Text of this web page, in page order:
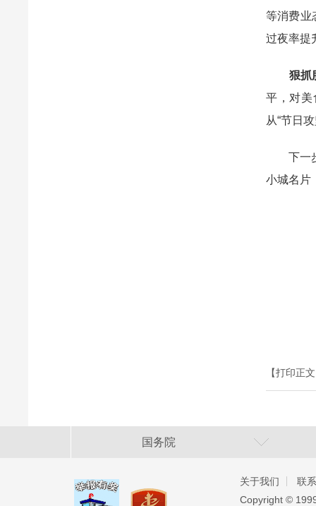
等消费业
过夜率提
狠抓
平，对美
从“节日
下一步
小城名片
【打印正
国务院
关于我们
联
Copyright ©️